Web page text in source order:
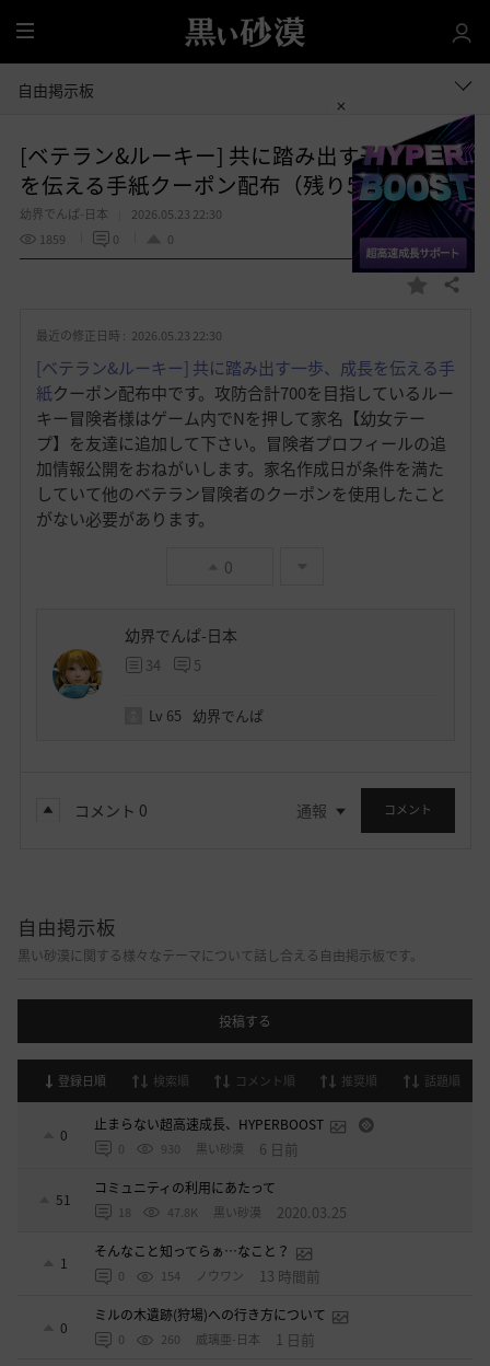
全
体
自由掲示板
[ベテラン&ルーキー] 共に踏み出す一歩、成長
を伝える手紙クーポン配布（残り5）
幼界でんぱ-日本
2026.05.23 22:30
1859
0 0
お
入
り
共有する
最近の修正日時 : 2026.05.23 22:30
[ベテラン&ルーキー] 共に踏み出す一歩、成長を伝える手
紙クーポン配布中です。攻防合計700を目指しているルー
キー冒険者様はゲーム内でNを押して家名【幼女テー
プ】を友達に追加して下さい。冒険者プロフィールの追
加情報公開をおねがいします。家名作成日が条件を満た
していて他のベテラン冒険者のクーポンを使用したこと
がない必要があります。
0
幼界でんぱ-日本
34 5
Lv 65 幼界でんぱ
コメント 0 通報 コメント
自由掲示板
黒い砂漠に関する様々なテーマについて話し合える自由掲示板です。
投稿する
登録日順 検索順 コメント順 推奨順 話題順
0
止まらない超高速成長、HYPERBOOST
0 930 黒い砂漠 6 日前
51
コミュニティの利用にあたって
18 47.8K 黒い砂漠 2020.03.25
1
そんなこと知ってらぁ…なこと？
0 154 ノウワン 13 時間前
0
ミルの木遺跡(狩場)への行き方について
0 260 威璃亜-日本 1 日前